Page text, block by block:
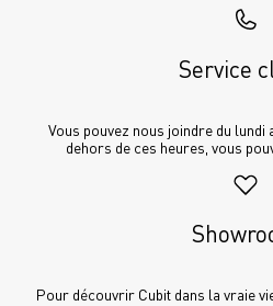
Service
Vous pouvez nous joindre du lundi
dehors de ces heures, vous
Pour découvrir Cubit dans la vraie